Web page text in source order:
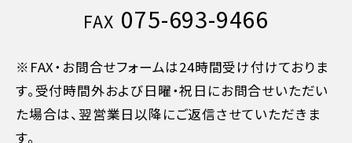
旅行開始日の当日 50%
旅行開始後又は無連絡 100%
FAX 075-693-9466
※FAX・お問合せフォームは24時間受け付けておりま
す。受付時間外および日曜・祝日にお問合せいただい
た場合は、翌営業日以降にご返信させていただきま
す。